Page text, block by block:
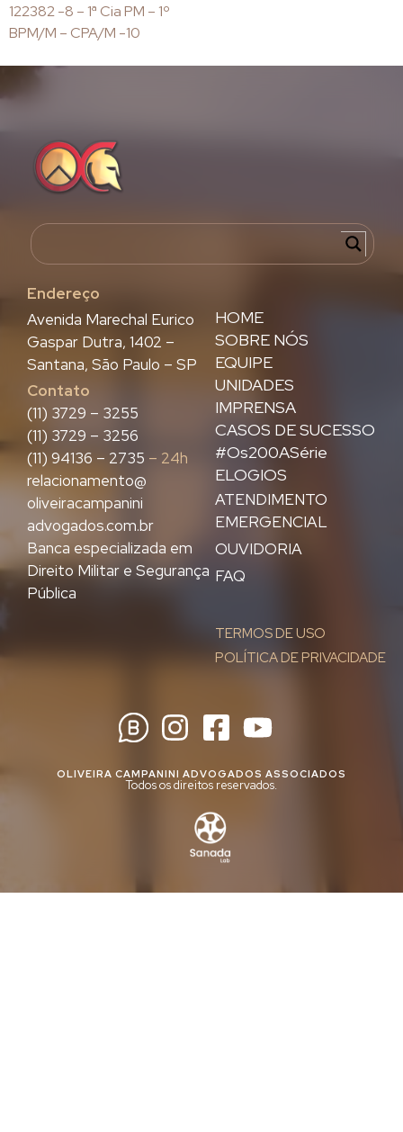
122382 -8 – 1ª Cia PM – 1º
BPM/M – CPA/M -10
Endereço
HOME
SOBRE NÓS
EQUIPE
UNIDADES
IMPRENSA
CASOS DE SUCESSO
#Os200ASérie
ELOGIOS
ATENDIMENTO
EMERGENCIAL
OUVIDORIA
FAQ
TERMOS DE USO
POLÍTICA DE PRIVACIDADE
Avenida Marechal Eurico
Gaspar Dutra, 1402 –
Santana, São Paulo – SP
Contato
(11) 3729 – 3255
(11) 3729 – 3256
(11) 94136 – 2735 – 24h
relacionamento@
oliveiracampanini
advogados.com.br
Banca especializada em
Direito Militar e Segurança
Pública
OLIVEIRA CAMPANINI ADVOGADOS ASSOCIADOS
Todos os direitos reservados.